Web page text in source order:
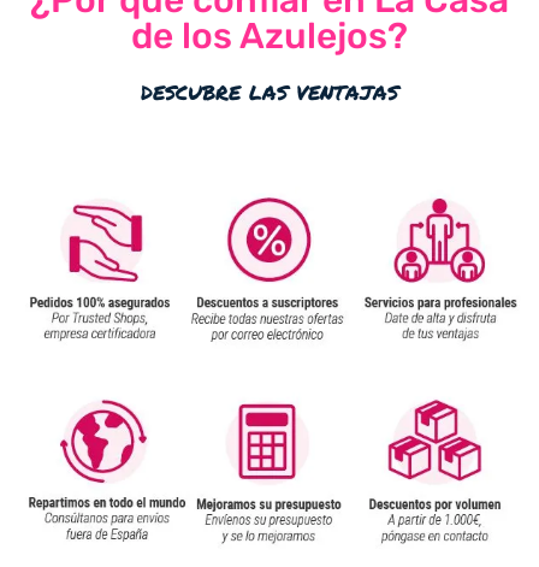
de los Azulejos?
descubre las ventajas